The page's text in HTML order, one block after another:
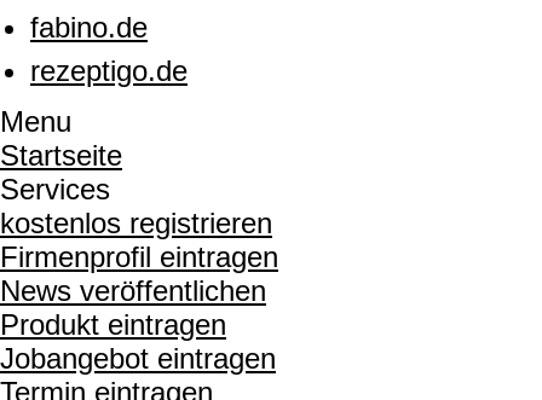
fabino.de
rezeptigo.de
Menu
Startseite
Services
kostenlos registrieren
Firmenprofil eintragen
News veröffentlichen
Produkt eintragen
Jobangebot eintragen
Termin eintragen